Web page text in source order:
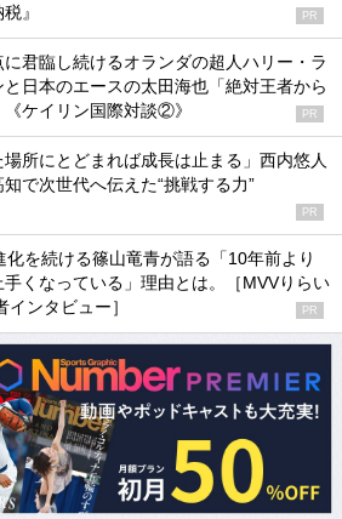
』
PR
君臨し続けるオランダの超人ハリー・ラ
と日本のエースの太田海也「絶対王者から
ケイリン国際対談②》
PR
場所にとどまれば成長は止まる」西内悠人
で次世代へ伝えた“挑戦する力”
PR
化を続ける篠山竜青が語る「10年前より
手くなっている」理由とは。［MVVりらい
インタビュー］
PR